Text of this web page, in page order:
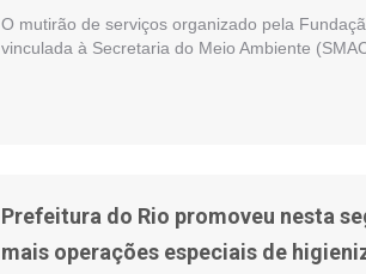
O mutirão de serviços organizado pela
vinculada à Secretaria do Meio Ambiente
Prefeitura do Rio promoveu nesta
mais operações especiais de